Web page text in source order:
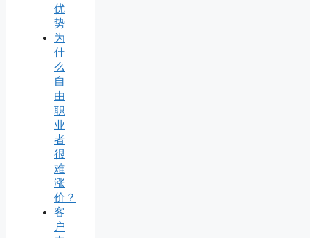
优
势
为
什
么
自
由
职
业
者
很
难
涨
价？
客
户